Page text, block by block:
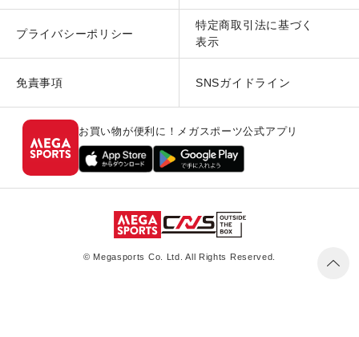
プライバシーポリシー
特定商取引法に基づく
表示
免責事項 SNSガイドライン
お買い物が便利に！メガスポーツ公式アプリ
© Megasports Co. Ltd. All Rights Reserved.